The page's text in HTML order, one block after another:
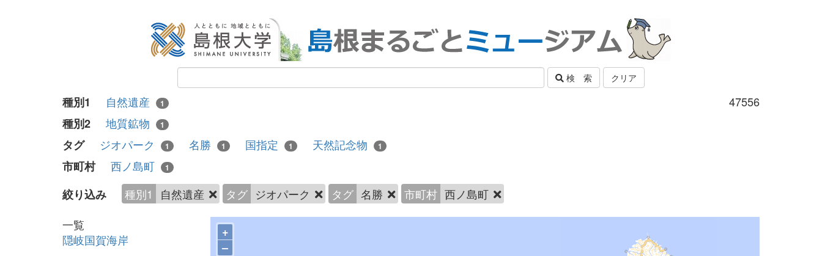
検 索 クリア
47556
種別1 自然遺産 1
種別2 地質鉱物 1
タグ ジオパーク 1 名勝 1 国指定 1 天然記念物 1
市町村 西ノ島町 1
絞り込み 種別1 自然遺産 タグ ジオパーク タグ 名勝 市町村 西ノ島町
一覧
隠岐国賀海岸
+
–